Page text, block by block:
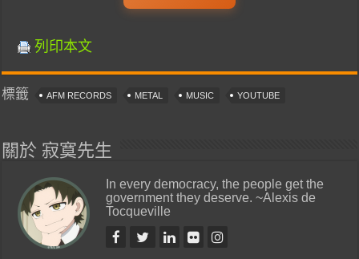
列印本文
標籤 AFM RECORDS METAL MUSIC YOUTUBE
關於 寂寞先生
In every democracy, the people get the
government they deserve. ~Alexis de
Tocqueville